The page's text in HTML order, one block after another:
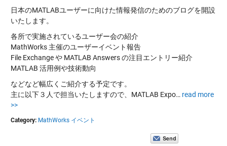
日本のMATLABユーザーに向けた情報発信のためのブログを開設
いたします。
各所で実施されているユーザー会の紹介
MathWorks 主催のユーザーイベント報告
File Exchange や MATLAB Answers の注目エントリー紹介
MATLAB 活用例や技術動向
などなど幅広くご紹介する予定です。
主に以下３人で担当いたしますので、MATLAB Expo… read more
>>
Category: MathWorks イベント